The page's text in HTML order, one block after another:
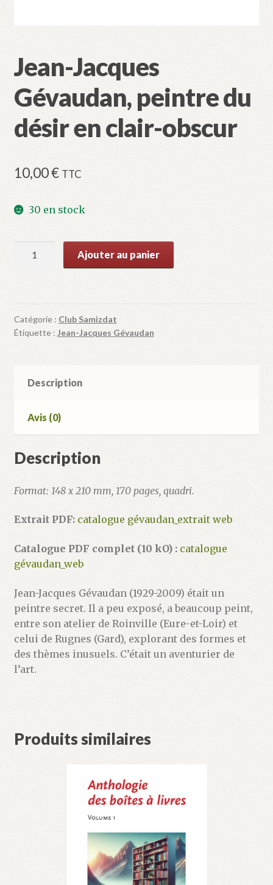
Jean-Jacques
Gévaudan, peintre du
désir en clair-obscur
10,00€ TTC
30 en stock
peintre
du
clair-
Ajouter au panier
Catégorie : Club Samizdat
Étiquette : Jean-Jacques Gévaudan
Description
Avis (0)
Description
Format: 148 x 210 mm, 170 pages, quadri.
Extrait PDF: catalogue gévaudan_extrait web
Catalogue PDF complet (10 kO) : catalogue
gévaudan_web
Jean-Jacques Gévaudan (1929-2009) était un
peintre ­secret. Il a peu exposé, a beaucoup peint,
entre son ­atelier de Roinville (Eure-et-Loir) et
celui de Rugnes (Gard), explo­rant des formes et
des thèmes inusuels. C’était un aventurier de
l’art.
Produits similaires